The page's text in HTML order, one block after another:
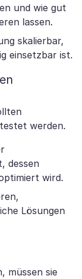
und wie gut
lassen.
skalierbar,
einsetzbar ist.
werden.
dessen
wird.
Lösungen
müssen sie